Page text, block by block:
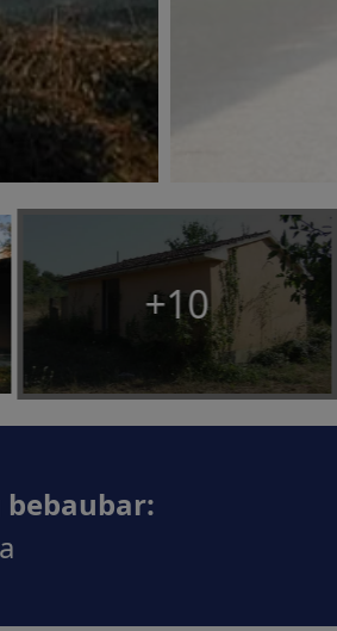
+10
Auswahl erlauben:
Drittanbieter-Inhalte oder die
die Sie in den Checkboxen
haben.
Nur notwendiges zulassen:
die technisch notwendigen
und keine Drittanbieter-Inhalte.
Cookie-Einstellung jederzeit hier
Datenschutz|Impressum